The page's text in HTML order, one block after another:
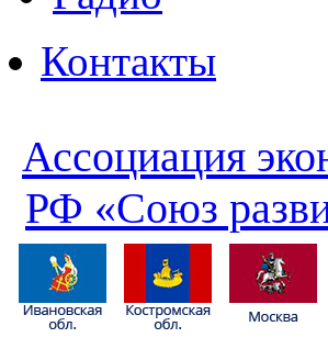
Контакты
Ассоциация
РФ «Союз